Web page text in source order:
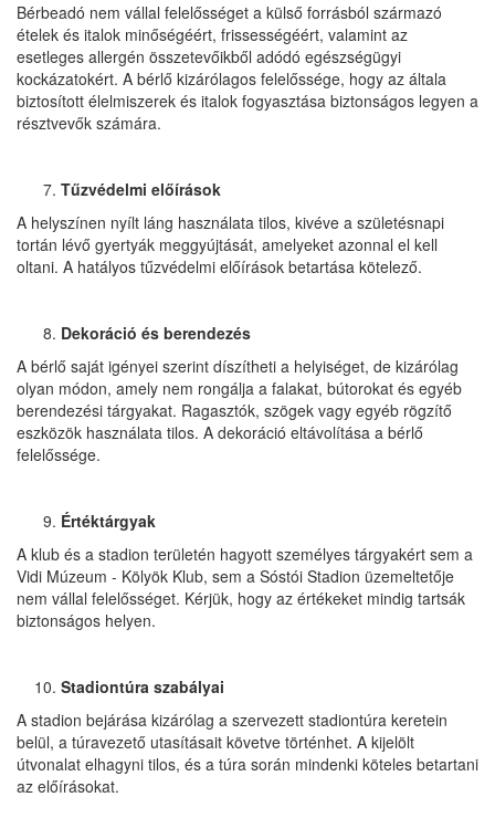
Bérbeadó nem vállal felelősséget a külső forrásból származó
ételek és italok minőségéért, frissességéért, valamint az
esetleges allergén összetevőikből adódó egészségügyi
kockázatokért. A bérlő kizárólagos felelőssége, hogy az általa
biztosított élelmiszerek és italok fogyasztása biztonságos legyen a
résztvevők számára.
Tűzvédelmi előírások
A helyszínen nyílt láng használata tilos, kivéve a születésnapi
tortán lévő gyertyák meggyújtását, amelyeket azonnal el kell
oltani. A hatályos tűzvédelmi előírások betartása kötelező.
Dekoráció és berendezés
A bérlő saját igényei szerint díszítheti a helyiséget, de kizárólag
olyan módon, amely nem rongálja a falakat, bútorokat és egyéb
berendezési tárgyakat. Ragasztók, szögek vagy egyéb rögzítő
eszközök használata tilos. A dekoráció eltávolítása a bérlő
felelőssége.
Értéktárgyak
A klub és a stadion területén hagyott személyes tárgyakért sem a
Vidi Múzeum - Kölyök Klub, sem a Sóstói Stadion üzemeltetője
nem vállal felelősséget. Kérjük, hogy az értékeket mindig tartsák
biztonságos helyen.
Stadiontúra szabályai
A stadion bejárása kizárólag a szervezett stadiontúra keretein
belül, a túravezető utasításait követve történhet. A kijelölt
útvonalat elhagyni tilos, és a túra során mindenki köteles betartani
az előírásokat.